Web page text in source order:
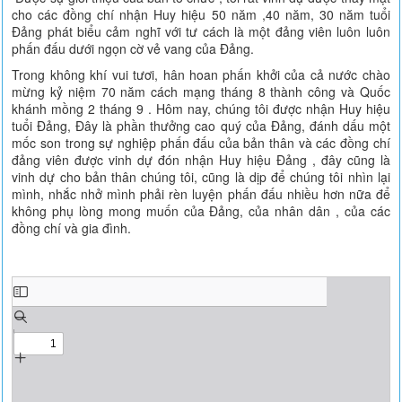
cho các đồng chí nhận Huy hiệu 50 năm ,40 năm, 30 năm tuổi
Đảng phát biểu cảm nghĩ với tư cách là một đảng viên luôn luôn
phấn đấu dưới ngọn cờ vẻ vang của Đảng.
Trong không khí vui tươi, hân hoan phấn khởi của cả nước chào
mừng kỷ niệm 70 năm cách mạng tháng 8 thành công và Quốc
khánh mồng 2 tháng 9 . Hôm nay, chúng tôi được nhận Huy hiệu
tuổi Đảng, Đây là phần thưởng cao quý của Đảng, đánh dấu một
mốc son trong sự nghiệp phấn đấu của bản thân và các đồng chí
đảng viên được vinh dự đón nhận Huy hiệu Đảng , đây cũng là
vinh dự cho bản thân chúng tôi, cũng là dịp để chúng tôi nhìn lại
mình, nhắc nhở mình phải rèn luyện phấn đấu nhiều hơn nữa để
không phụ lòng mong muốn của Đảng, của nhân dân , của các
đồng chí và gia đình.